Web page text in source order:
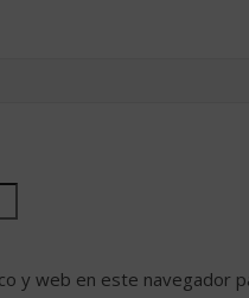
y web en este navegador